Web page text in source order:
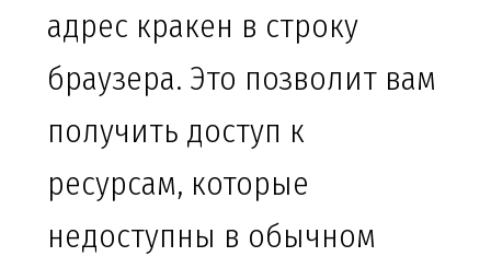
адрес кракен в строку
браузера. Это позволит вам
получить доступ к
ресурсам, которые
недоступны в обычном